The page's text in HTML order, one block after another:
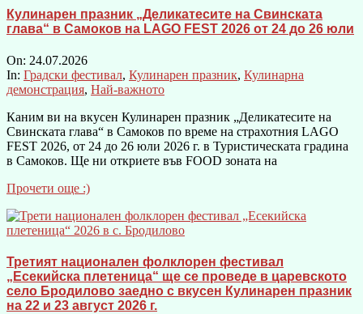
Кулинарен празник „Деликатесите на Свинската
глава“ в Самоков на LAGO FEST 2026 от 24 до 26 юли
On: 24.07.2026
In: Градски фестивал, Кулинарен празник, Кулинарна
демонстрация, Най-важното
Каним ви на вкусен Кулинарен празник „Деликатесите на
Свинската глава“ в Самоков по време на страхотния LAGO
FEST 2026, от 24 до 26 юли 2026 г. в Туристическата градина
в Самоков. Ще ни откриете във FOOD зоната на
Прочети още :)
Третият национален фолклорен фестивал
„Есекийска плетеница“ ще се проведе в царевското
село Бродилово заедно с вкусен Кулинарен празник
на 22 и 23 август 2026 г.